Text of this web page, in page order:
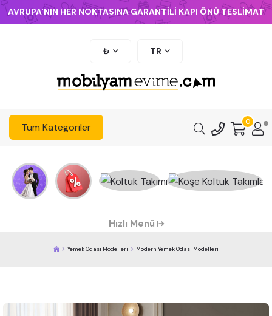
AVRUPA'NIN HER NOKTASINA GARANTİLİ KAPI ÖNÜ TESLİMAT
₺ TR
Tüm Kategoriler 0
Hızlı Menü
Yemek Odası Modelleri Modern Yemek Odası Modelleri